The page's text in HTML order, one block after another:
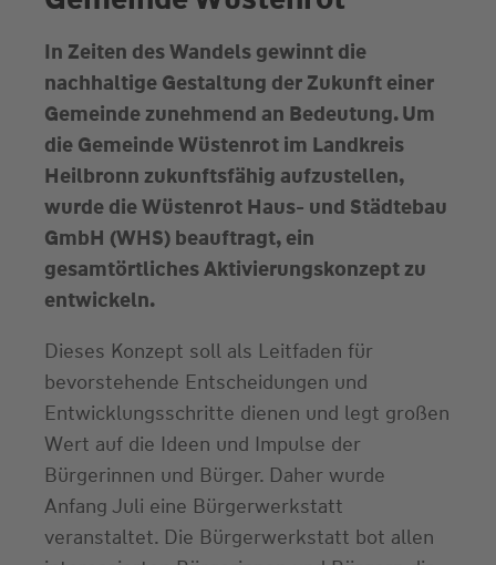
In Zeiten des Wandels gewinnt die
nachhaltige Gestaltung der Zukunft einer
Gemeinde zunehmend an Bedeutung. Um
die Gemeinde Wüstenrot im Landkreis
Heilbronn zukunftsfähig aufzustellen,
wurde die Wüstenrot Haus- und Städtebau
GmbH (WHS) beauftragt, ein
gesamtörtliches Aktivierungskonzept zu
entwickeln.
Dieses Konzept soll als Leitfaden für
bevorstehende Entscheidungen und
Entwicklungsschritte dienen und legt großen
Wert auf die Ideen und Impulse der
Bürgerinnen und Bürger. Daher wurde
Anfang Juli eine Bürgerwerkstatt
veranstaltet. Die Bürgerwerkstatt bot allen